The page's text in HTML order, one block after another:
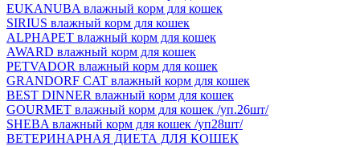
EUKANUBA влажный корм для кошек
SIRIUS влажный корм для кошек
ALPHAPET влажный корм для кошек
AWARD влажный корм для кошек
PETVADOR влажный корм для кошек
GRANDORF CAT влажный корм для кошек
BEST DINNER влажный корм для кошек
GOURMET влажный корм для кошек /уп.26шт/
SHEBA влажный корм для кошек /уп28шт/
ВЕТЕРИНАРНАЯ ДИЕТА ДЛЯ КОШЕК